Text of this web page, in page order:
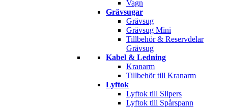
Vagn
Grävsugar
Grävsug
Grävsug Mini
Tillbehör & Reservdelar
Grävsug
Kabel & Ledning
Kranarm
Tillbehör till Kranarm
Lyftok
Lyftok till Slipers
Lyftok till Spårspann